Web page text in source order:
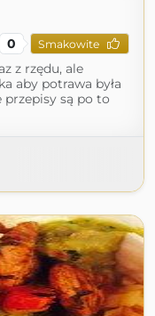
0 Smakowite
z rzędu, ale
aby potrawa była
przepisy są po to